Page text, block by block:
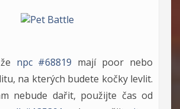
npc #68819 mají poor nebo
na kterých budete kočky levlit.
nebude dařit, použijte čas od